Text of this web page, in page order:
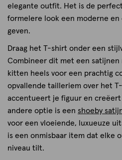
elegante outfit. Het is de
formelere look een moderne
geven.
Draag het T-shirt onder een
Combineer dit met een
kitten heels voor een prachtig
opvallende tailleriem over het
accentueert je figuur en
andere optie is een shoeby
voor een vloeiende, luxueuze
is een onmisbaar item dat elke
niveau tilt.